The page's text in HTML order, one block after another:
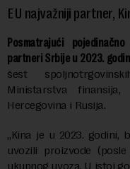
EU najvažniji partner,
Posmatrajući
partneri Srbije u 2023.
šest
Ministarstva
Hercegovina i Rusija.
„Kina je u 2023. godini,
uvozili proizvode
ukupnog uvoza. U istoj